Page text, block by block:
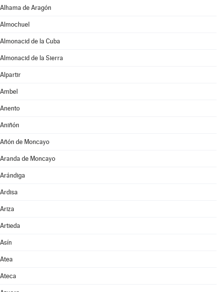
Alhama de Aragón
Almochuel
Almonacid de la Cuba
Almonacid de la Sierra
Alpartir
Ambel
Anento
Aniñón
Añón de Moncayo
Aranda de Moncayo
Arándiga
Ardisa
Ariza
Artieda
Asín
Atea
Ateca